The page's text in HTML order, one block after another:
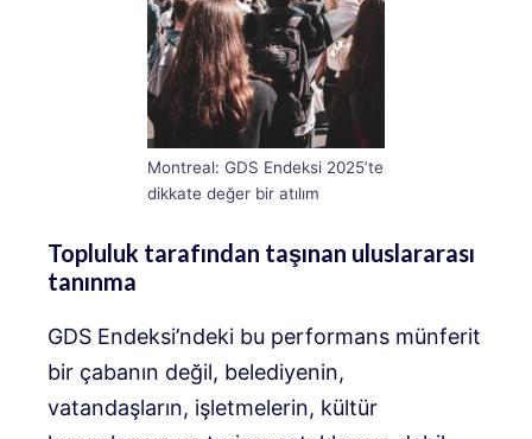
Montreal: GDS Endeksi 2025’te
dikkate değer bir atılım
Topluluk tarafından taşınan uluslararası
tanınma
GDS Endeksi’ndeki bu performans münferit
bir çabanın değil, belediyenin,
vatandaşların, işletmelerin, kültür